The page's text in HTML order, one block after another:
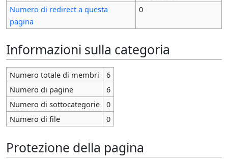
Numero di redirect a questa
pagina
0
Informazioni sulla categoria
Numero totale di membri
6
Numero di pagine
6
Numero di sottocategorie
0
Numero di file
0
Protezione della pagina